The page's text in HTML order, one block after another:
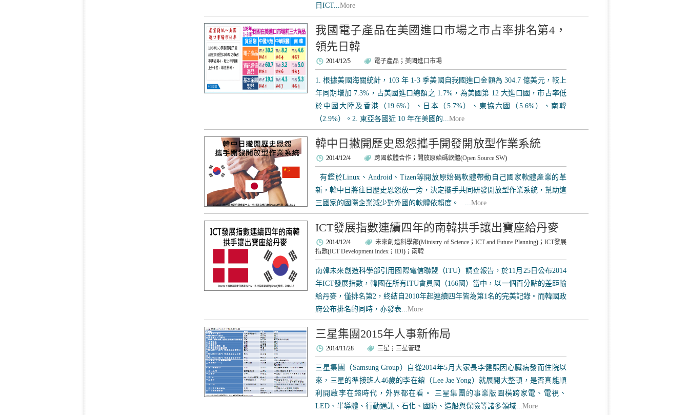
日ICT...More
我國電子產品在美國進口市場之市占率排名第4，
領先日韓
2014/12/5 電子產品 ； 美國進口市場
1. 根據美國海關統計，103 年 1-3 季美國自我國進口金額為 304.7 億美元，較上
年同期增加 7.3%，占美國進口總額之 1.7%，為美國第 12 大進口國，市占率低
於中國大陸及香港（19.6%）、日本（5.7%）、東協六國（5.6%）、南韓
（2.9%）。2. 東亞各國近 10 年在美國的...More
韓中日撇開歷史恩怨攜手開發開放型作業系統
2014/12/4 跨國軟體合作 ； 開放原始碼軟體(Open Source SW)
有鑑於Linux、Android、Tizen等開放原始碼軟體帶動自己國家軟體產業的革
新，韓中日將往日歷史恩怨放一旁，決定攜手共同研發開放型作業系統，幫助這
三國家的國際企業減少對外國的軟體依賴度。 ...More
ICT發展指數連續四年的南韓拱手讓出寶座給丹麥
2014/12/4 未來創造科學部(Ministry of Science； ICT and Future Planning)； ICT發展
指數(ICT Development Index ； IDI)； 南韓
南韓未來創造科學部引用國際電信聯盟（ITU）調查報告，於11月25日公布2014
年ICT發展指數，韓國在所有ITU會員國（166國）當中，以一個百分點的差距輸
給丹麥，僅排名第2，終結自2010年起連續四年皆為第1名的完美記錄。而韓國政
府公布排名的同時，亦發表...More
三星集團2015年人事新佈局
2014/11/28 三星 ； 三星管理
三星集團（Samsung Group）自從2014年5月大家長李健熙因心臟病發而住院以
來，三星的準接班人46歲的李在鎔（Lee Jae Yong）就展開大整頓，是否真能順
利開啟李在鎔時代，外界都在看。 三星集團的事業版圖橫跨家電、電視、
LED、半導體、行動通訊、石化、國防、造船與保險等諸多領域...More